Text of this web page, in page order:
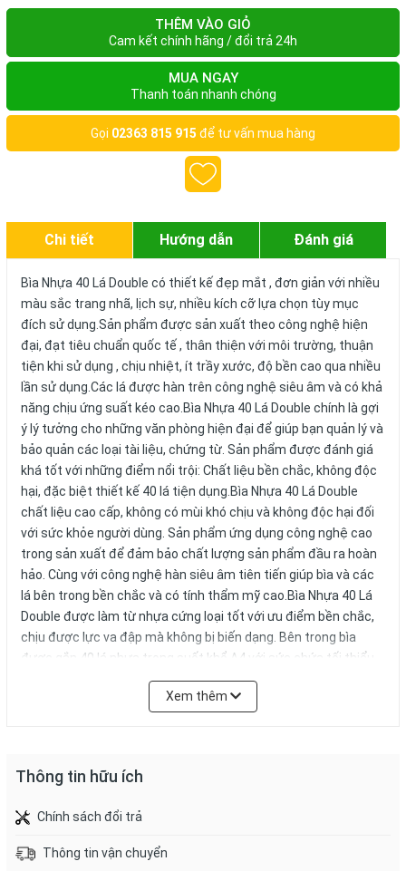
THÊM VÀO GIỎ
Cam kết chính hãng / đổi trả 24h
MUA NGAY
Thanh toán nhanh chóng
Gọi 02363 815 915 để tư vấn mua hàng
Chi tiết Hướng dẫn Đánh giá
Bìa Nhựa 40 Lá Double có thiết kế đẹp mắt , đơn giản với nhiều
màu sắc trang nhã, lịch sự, nhiều kích cỡ lựa chọn tùy mục
đích sử dụng.Sản phẩm được sản xuất theo công nghệ hiện
đại, đạt tiêu chuẩn quốc tế , thân thiện với môi trường, thuận
tiện khi sử dụng , chịu nhiệt, ít trầy xước, độ bền cao qua nhiều
lần sử dụng.Các lá được hàn trên công nghệ siêu âm và có khả
năng chịu ứng suất kéo cao.Bìa Nhựa 40 Lá Double chính là gợi
ý lý tưởng cho những văn phòng hiện đại để giúp bạn quản lý và
bảo quản các loại tài liệu, chứng từ. Sản phẩm được đánh giá
khá tốt với những điểm nổi trội: Chất liệu bền chắc, không độc
hại, đặc biệt thiết kế 40 lá tiện dụng.Bìa Nhựa 40 Lá Double
chất liệu cao cấp, không có mùi khó chịu và không độc hại đối
với sức khỏe người dùng. Sản phẩm ứng dụng công nghệ cao
trong sản xuất để đảm bảo chất lượng sản phẩm đầu ra hoàn
hảo. Cùng với công nghệ hàn siêu âm tiên tiến giúp bìa và các
lá bên trong bền chắc và có tính thẩm mỹ cao.Bìa Nhựa 40 Lá
Double được làm từ nhựa cứng loại tốt với ưu điểm bền chắc,
chịu được lực va đập mà không bị biến dạng. Bên trong bìa
được gắn 40 lá nhựa trong suốt khổ A4 với sức chứa tối thiểu
80 tờ giấy đáp ứng tốt nhu cầu lưu trữ của các văn phòng lớn
nhỏ. Giữ giấy tờ được sạch sẽ, phù hợp cho khổ giấy A4.Bạn có
sơ, báo cáo, tranh ảnh, tạp chí, bảo quản hồ sơ được phẳng,
tiện tìm kiếm khi cần.Sản phẩm luôn trong suốt tạo cho việc
nhìn thấy nội dung bên trong dễ dàng.Luôn giữ hồ sơ phẳng,
Xem thêm
Thông tin hữu ích
Chính sách đổi trả
Thông tin vận chuyển